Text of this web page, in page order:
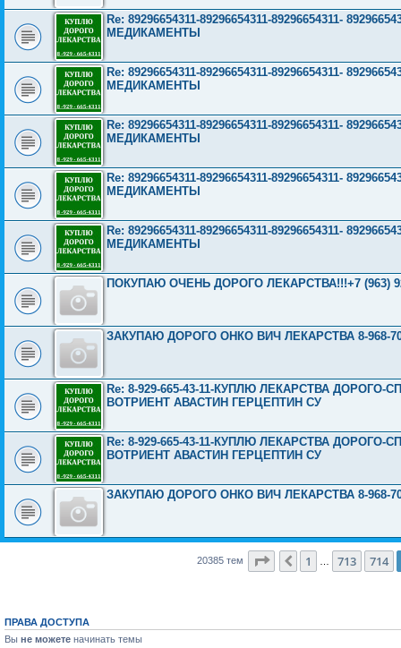
Re: 89296654311-89296654311-89296654311-
МЕДИКАМЕНТЫ
Re: 89296654311-89296654311-89296654311-
МЕДИКАМЕНТЫ
Re: 89296654311-89296654311-89296654311-
МЕДИКАМЕНТЫ
Re: 89296654311-89296654311-89296654311-
МЕДИКАМЕНТЫ
Re: 89296654311-89296654311-89296654311-
МЕДИКАМЕНТЫ
ПОКУПАЮ ОЧЕНЬ ДОРОГО ЛЕКАРСТВА!!!+7 (963)
ЗАКУПАЮ ДОРОГО ОНКО ВИЧ ЛЕКАРСТВА 8-968-
Re: 8-929-665-43-11-КУПЛЮ ЛЕКАРСТВА
ВОТРИЕНТ АВАСТИН ГЕРЦЕПТИН СУ
Re: 8-929-665-43-11-КУПЛЮ ЛЕКАРСТВА
ВОТРИЕНТ АВАСТИН ГЕРЦЕПТИН СУ
ЗАКУПАЮ ДОРОГО ОНКО ВИЧ ЛЕКАРСТВА 8-968-
20385 тем Страница 715из 816
Пред.
1 713 714
ПРАВА ДОСТУПА
Вы не можете начинать темы